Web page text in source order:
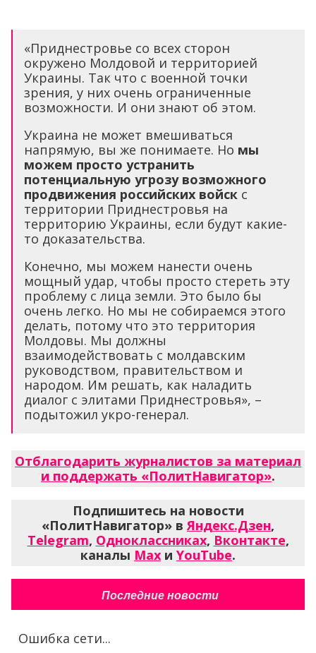
«Приднестровье со всех сторон
окружено Молдовой и территорией
Украины. Так что с военной точки
зрения, у них очень ограниченные
возможности. И они знают об этом.
Украина не может вмешиваться
напрямую, вы же понимаете. Но мы
можем просто устранить
потенциальную угрозу возможного
продвижения российских войск с
территории Приднестровья на
территорию Украины, если будут какие-
то доказательства.
Конечно, мы можем нанести очень
мощный удар, чтобы просто стереть эту
проблему с лица земли. Это было бы
очень легко. Но мы не собираемся этого
делать, потому что это территория
Молдовы. Мы должны
взаимодействовать с молдавским
руководством, правительством и
народом. Им решать, как наладить
диалог с элитами Приднестровья», –
подытожил укро-генерал.
Отблагодарить журналистов за материал
и поддержать «ПолитНавигатор».
Подпишитесь на новости
«ПолитНавигатор» в Яндекс.Дзен,
Telegram, Одноклассниках, Вконтакте,
каналы Max и YouTube.
Последние новости
Ошибка сети...